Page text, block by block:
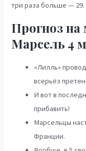
три раза больше — 29.
Прогноз
Марсель 4
«Лилль»
всерьёз
И вот в
прибавить!
Марсельцы
Франции.